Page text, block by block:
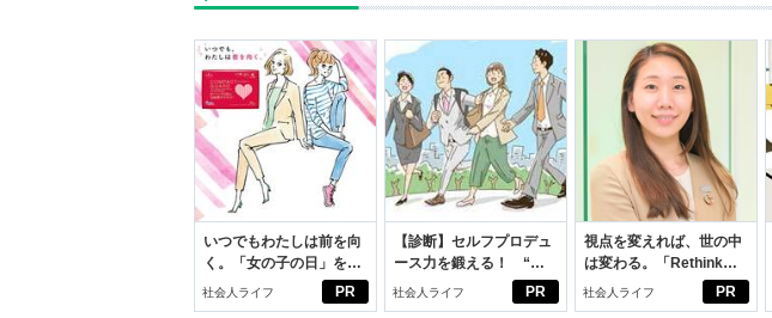
PR
いつでもわたしは前を向
く。「女の子の日」を前
向きに♪社会人エリ・大
社会人ライフ PR
【診断】セルフプロデュ
ース力を鍛える！ “ジ
ブン観”診断
社会人ライフ PR
視点を変えれば、世の中
は変わる。「Rethink
PROJECT」がつたえた
社会人ライフ